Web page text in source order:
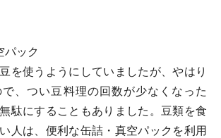
パック
を使うようにしていましたが、やはり
、つい豆料理の回数が少なくなった
駄にすることもありました。豆類を食
人は、便利な缶詰・真空パックを利用